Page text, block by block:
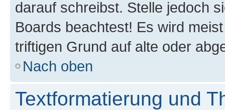
darauf schreibst. Stelle jedoch
Boards beachtest! Es wird
triftigen Grund auf alte oder
Nach oben
Textformatierung und